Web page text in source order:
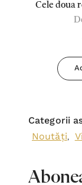
Cele doua
Categorii
Noutăți,